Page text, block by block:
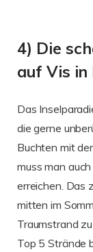
4) Die
auf Vis in
Das
die gerne
Buchten mit
muss man
erreichen. Das
mitten im
Traumstrand
Top 5 Strände